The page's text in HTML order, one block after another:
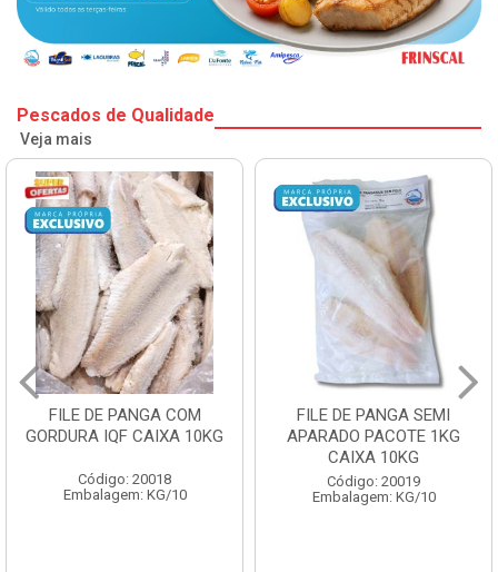
Pescados de Qualidade
Veja mais
FILE DE PANGA COM
GORDURA IQF CAIXA 10KG
Código: 20018
Embalagem: KG/10
FILE DE PANGA SEMI
APARADO PACOTE 1KG
CAIXA 10KG
Código: 20019
Embalagem: KG/10